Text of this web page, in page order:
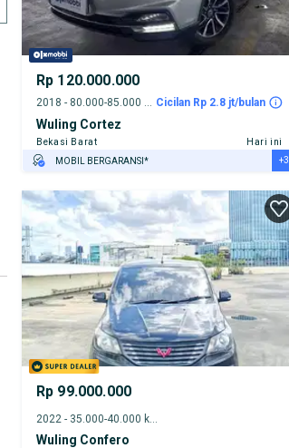
Rp 120.000.000
2018 - 80.000-85.000 km Cicilan Rp 2.8 jt/bulan
Wuling Cortez
Bekasi Barat
Hari ini
MOBIL BERGARANSI*
TEST DRIVE DARI RUMAH
GRATIS BIAYA JASA PERAWATAN*
+3
Rp 99.000.000
2022 - 35.000-40.000 km
Wuling Confero